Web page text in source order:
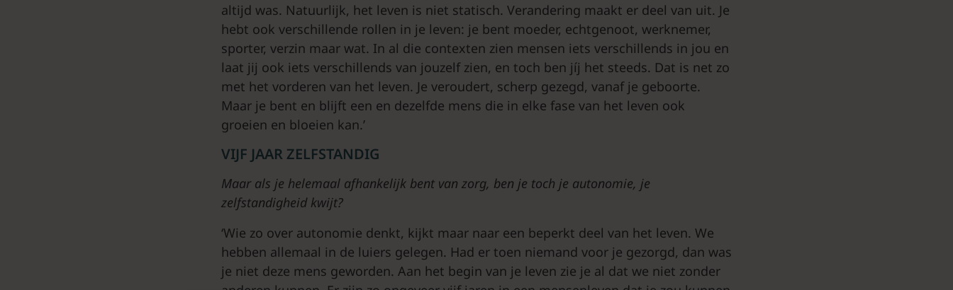
altijd was. Natuurlijk, het leven is niet statisch. Verandering maakt er deel van uit. Je
hebt ook verschillende rollen in je leven: je bent moeder, echtgenoot, werknemer,
sporter, verzin maar wat. In al die contexten zien mensen iets verschillends in jou en
laat jij ook iets verschillends van jouzelf zien, en toch ben jíj het steeds. Dat is net zo
met het vorderen van het leven. Je veroudert, scherp gezegd, vanaf je geboorte.
Maar je bent en blijft een en dezelfde mens die in elke fase van het leven ook
groeien en bloeien kan.’
VIJF JAAR ZELFSTANDIG
Maar als je helemaal afhankelijk bent van zorg, ben je toch je autonomie, je
zelfstandigheid kwijt?
‘Wie zo over autonomie denkt, kijkt maar naar een beperkt deel van het leven. We
hebben allemaal in de luiers gelegen. Had er toen niemand voor je gezorgd, dan was
je niet deze mens geworden. Aan het begin van je leven zie je al dat we niet zonder